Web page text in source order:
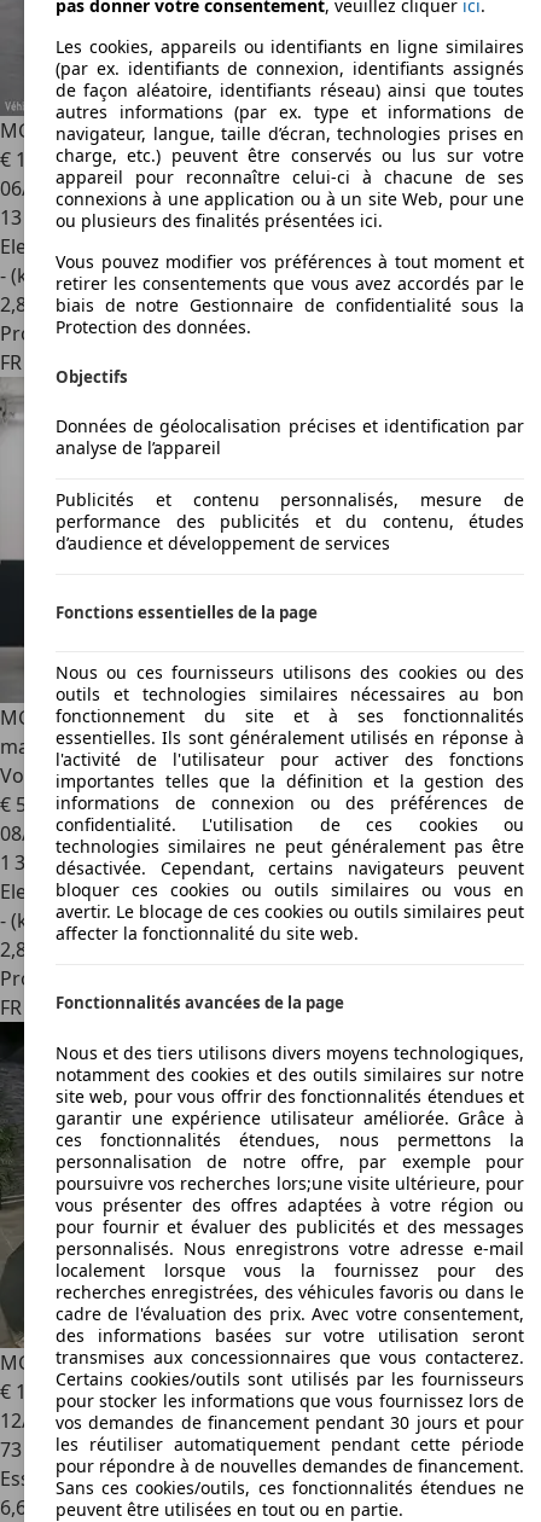
MG MG44 STANDARD
€ 19 980
06/2025
13 900 km
Electrique
- (kWh/100 km)
2,8
Professionnel
FR 69730
MG CybersterMG 4WD 510 CH 77 KWH Garantie 2032 1ère
main Bose Caméra de recul CarPlay Sièges chauffants
Volant chauffant
€ 54 990
08/2025
1 390 km
Electrique
- (kWh/100 km)
2,8
Professionnel
FR 68390Sausheim
MG ZS1.5L VTi Tech - 106 Comfort
€ 13 490
12/2023
73 334 km
Essence
6,6 l/100 km (mixte)
pas donner votre consentement, veuillez cliquer ici.
Les cookies, appareils ou identifiants en ligne similaires
(par ex. identifiants de connexion, identifiants assignés
de façon aléatoire, identifiants réseau) ainsi que toutes
autres informations (par ex. type et informations de
navigateur, langue, taille d’écran, technologies prises en
charge, etc.) peuvent être conservés ou lus sur votre
appareil pour reconnaître celui-ci à chacune de ses
connexions à une application ou à un site Web, pour une
ou plusieurs des finalités présentées ici.
Vous pouvez modifier vos préférences à tout moment et
retirer les consentements que vous avez accordés par le
biais de notre Gestionnaire de confidentialité sous la
Protection des données.
Objectifs
Données de géolocalisation précises et identification par
analyse de l’appareil
Publicités et contenu personnalisés, mesure de
performance des publicités et du contenu, études
d’audience et développement de services
Fonctions essentielles de la page
Nous ou ces fournisseurs utilisons des cookies ou des
outils et technologies similaires nécessaires au bon
fonctionnement du site et à ses fonctionnalités
essentielles. Ils sont généralement utilisés en réponse à
l'activité de l'utilisateur pour activer des fonctions
importantes telles que la définition et la gestion des
informations de connexion ou des préférences de
confidentialité. L'utilisation de ces cookies ou
technologies similaires ne peut généralement pas être
désactivée. Cependant, certains navigateurs peuvent
bloquer ces cookies ou outils similaires ou vous en
avertir. Le blocage de ces cookies ou outils similaires peut
affecter la fonctionnalité du site web.
Fonctionnalités avancées de la page
Nous et des tiers utilisons divers moyens technologiques,
notamment des cookies et des outils similaires sur notre
site web, pour vous offrir des fonctionnalités étendues et
garantir une expérience utilisateur améliorée. Grâce à
ces fonctionnalités étendues, nous permettons la
personnalisation de notre offre, par exemple pour
poursuivre vos recherches lors;une visite ultérieure, pour
vous présenter des offres adaptées à votre région ou
pour fournir et évaluer des publicités et des messages
personnalisés. Nous enregistrons votre adresse e-mail
localement lorsque vous la fournissez pour des
recherches enregistrées, des véhicules favoris ou dans le
cadre de l'évaluation des prix. Avec votre consentement,
des informations basées sur votre utilisation seront
transmises aux concessionnaires que vous contacterez.
Certains cookies/outils sont utilisés par les fournisseurs
pour stocker les informations que vous fournissez lors de
vos demandes de financement pendant 30 jours et pour
les réutiliser automatiquement pendant cette période
pour répondre à de nouvelles demandes de financement.
Sans ces cookies/outils, ces fonctionnalités étendues ne
peuvent être utilisées en tout ou en partie.